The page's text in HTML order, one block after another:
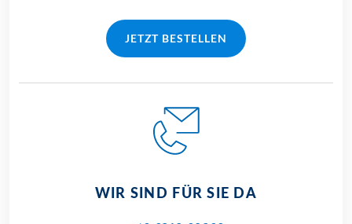
JETZT BESTELLEN
WIR SIND FÜR SIE DA